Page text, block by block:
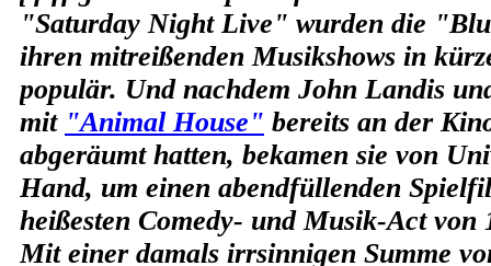
"Saturday Night Live" wurden die
ihren mitreißenden Musikshows in
populär. Und nachdem John Landis
mit "Animal House" bereits an der
abgeräumt hatten, bekamen sie von
Hand, um einen abendfüllenden
heißesten Comedy- und Musik-Act von
Mit einer damals irrsinnigen Summe